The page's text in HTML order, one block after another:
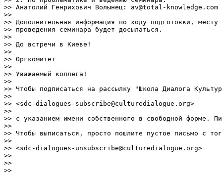
>> Анатолий Генрихович Волынец: av@total-knowledge.com
>>
>> Дополнительная информация по ходу подготовки, месту
>> проведения семинара будет досылаться.
>>
>> До встречи в Киеве!
>>
>> Оргкомитет
>>
>> Уважаемый коллега!
>>
>> Чтобы подписаться на рассылку "Школа Диалога
>>
>> <sdc-dialogues-subscribe@culturedialogue.org>
>>
>> с указанием имени собственного в свободной форме.
>>
>> Чтобы выписаться, просто пошлите пустое письмо с
>>
>> <sdc-dialogues-unsubscribe@culturedialogue.org>
>>
>>
>>